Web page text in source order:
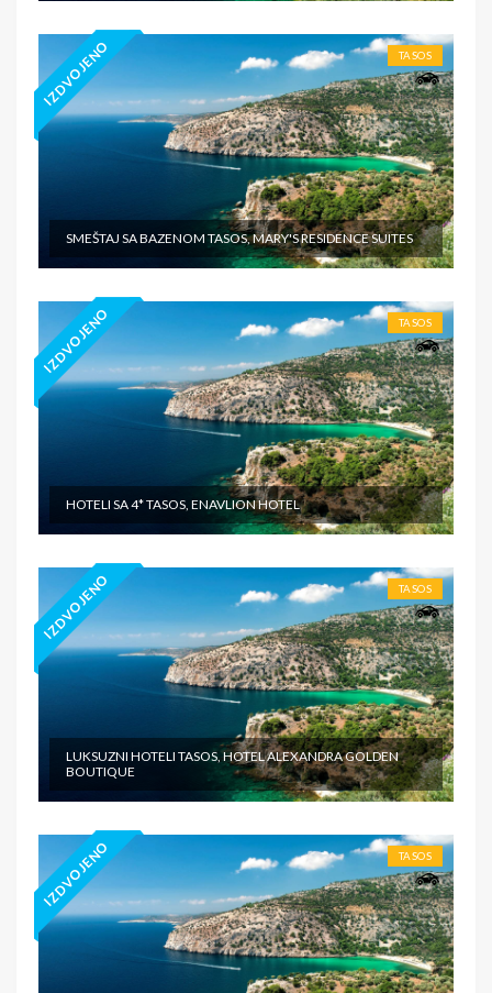
IZDVOJENO TASOS
SMEŠTAJ SA BAZENOM TASOS, MARY'S RESIDENCE SUITES
IZDVOJENO TASOS
HOTELI SA 4* TASOS, ENAVLION HOTEL
IZDVOJENO TASOS
LUKSUZNI HOTELI TASOS, HOTEL ALEXANDRA GOLDEN
BOUTIQUE
IZDVOJENO TASOS